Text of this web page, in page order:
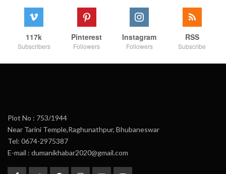
117k
Subscribers
Pinterest
Followers
Instagram
Followers
RSS
Subscribe
Plot No : 753/1944
Near Tarini Temple,Raghunathpur, Bhubaneswar
Tel: 0674-2975387
E-mail : dumanikhabar2020@gmail.com